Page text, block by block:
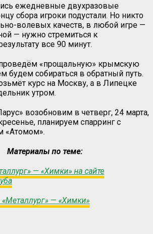
ежедневные двухразовые
сбора игроки подустали. Но никто
волевых качеств, в любой игре —
— нужно стремиться к
все 90 минут.
«прощальную» крымскую
будем собираться в обратный путь.
курс на Москву, а в Липецке
утром.
возобновим в четверг, 24 марта,
планируем спарринг с
«Атомом».
Материалы по теме:
— «Химки» на сайте
— «Химки»